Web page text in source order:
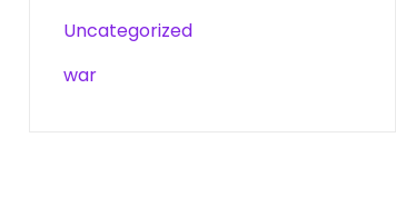
Uncategorized
war